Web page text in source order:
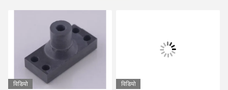
विडियो विडियो